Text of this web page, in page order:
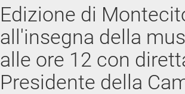
Edizione di
all'insegna della
alle ore 12 con
Presidente della